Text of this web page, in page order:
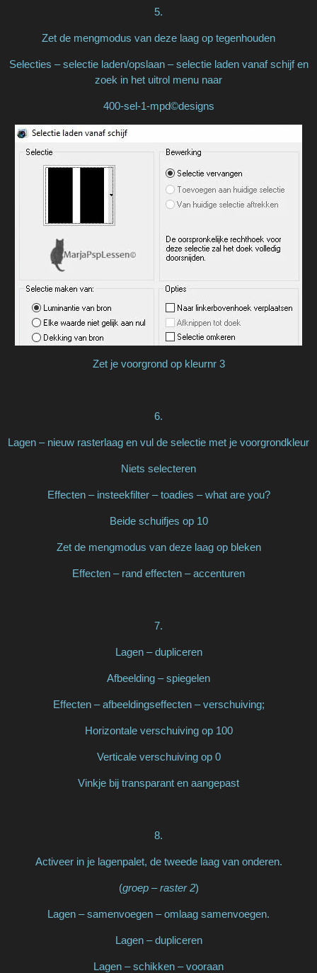
5.
Zet de mengmodus van deze laag op tegenhouden
Selecties – selectie laden/opslaan – selectie laden vanaf schijf en
zoek in het uitrol menu naar
400-sel-1-mpd©designs
Zet je voorgrond op kleurnr 3
6.
Lagen – nieuw rasterlaag en vul de selectie met je voorgrondkleur
Niets selecteren
Effecten – insteekfilter – toadies – what are you?
Beide schuifjes op 10
Zet de mengmodus van deze laag op bleken
Effecten – rand effecten – accenturen
7.
Lagen – dupliceren
Afbeelding – spiegelen
Effecten – afbeeldingseffecten – verschuiving;
Horizontale verschuiving op 100
Verticale verschuiving op 0
Vinkje bij transparant en aangepast
8.
Activeer in je lagenpalet, de tweede laag van onderen.
(groep – raster 2)
Lagen – samenvoegen – omlaag samenvoegen.
Lagen – dupliceren
Lagen – schikken – vooraan